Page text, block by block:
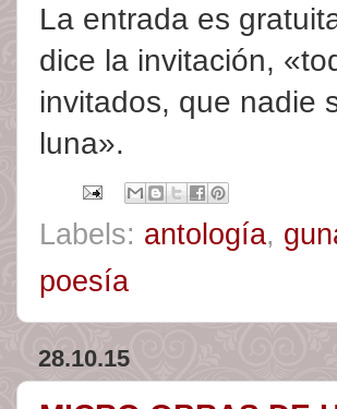
La entrada es
dice la invitación,
invitados, que nadie
luna».
Labels: antología,
poesía
28.10.15